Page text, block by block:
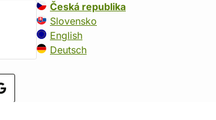
Česká republika
Slovensko
English
Deutsch